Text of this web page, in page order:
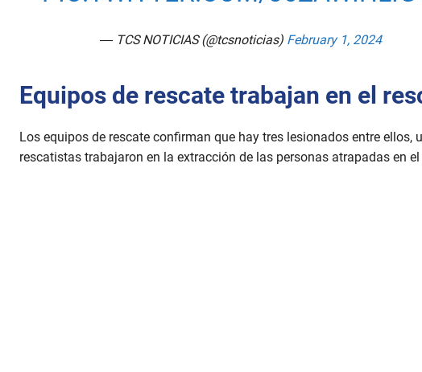
— TCS NOTICIAS (@tcsnoticias) February 1, 2024
Equipos de rescate trabajan en el
Los equipos de rescate confirman que hay tres lesionados entre
rescatistas trabajaron en la extracción de las personas atrapadas en